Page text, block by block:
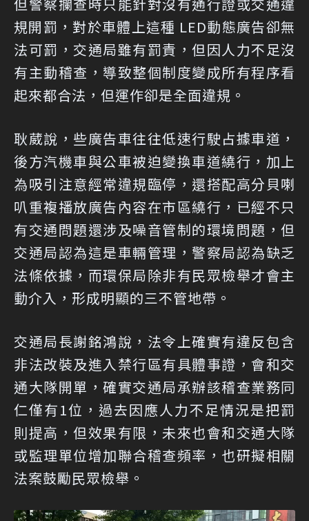
規開罰，對於車體上這種 LED動態廣告卻無
法可罰，交通局雖有罰責，但因人力不足沒
有主動稽查，導致整個制度變成所有程序看
起來都合法，但運作卻是全面違規。
耿葳說，些廣告車往往低速行駛占據車道，
後方汽機車與公車被迫變換車道繞行，加上
為吸引注意經常違規臨停，還搭配高分貝喇
叭重複播放廣告內容在市區繞行，已經不只
有交通問題還涉及噪音管制的環境問題，但
交通局認為這是車輛管理，警察局認為缺乏
法條依據，而環保局除非有民眾檢舉才會主
動介入，形成明顯的三不管地帶。
交通局長謝銘鴻說，法令上確實有違反包含
非法改裝及進入禁行區有具體事證，會和交
通大隊開單，確實交通局承辦該稽查業務同
仁僅有1位，過去因應人力不足情況是把罰
則提高，但效果有限，未來也會和交通大隊
或監理單位增加聯合稽查頻率，也研擬相關
法案鼓勵民眾檢舉。